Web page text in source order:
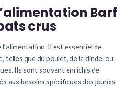
Barf
crus
l’alimentation. Il est essentiel de
telles que du poulet, de la dinde, ou
Ils sont souvent enrichis de
aux besoins spécifiques des jeunes